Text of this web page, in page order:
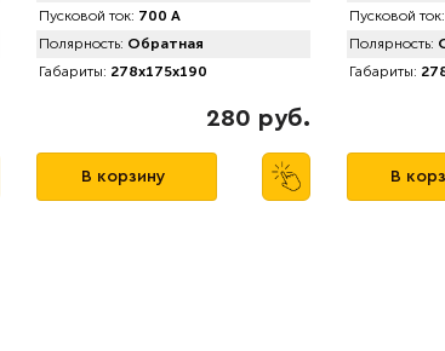
Пусковой ток: 700 А
Полярность: Обратная
Габариты: 278x175x190
280 руб.
В корзину
Пусковой ток:
Полярность:
Габариты:
В